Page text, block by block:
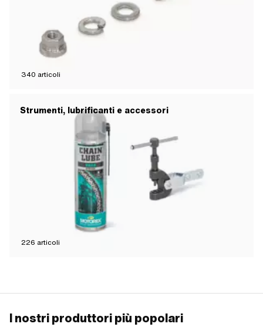
340 articoli
Strumenti, lubrificanti e accessori
226 articoli
I nostri produttori più popolari